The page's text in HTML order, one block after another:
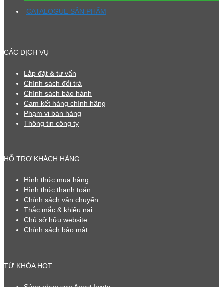
CATALOGUE SẢN PHẨM
CÁC DỊCH VỤ
Lắp đặt & tư vấn
Chính sách đổi trả
Chính sách bảo hành
Cam kết hàng chính hãng
Phạm vi bán hàng
Thông tin công ty
HỖ TRỢ KHÁCH HÀNG
Hình thức mua hàng
Hình thức thanh toán
Chính sách vận chuyển
Thắc mắc & khiếu nại
Chủ sở hữu website
Chính sách bảo mật
TỪ KHÓA HOT